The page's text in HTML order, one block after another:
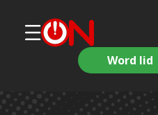
Word lid